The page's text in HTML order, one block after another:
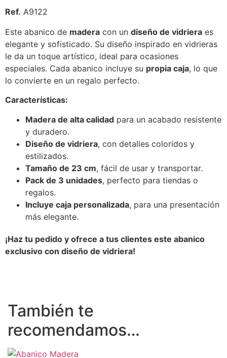
Ref. A9122
Este abanico de madera con un diseño de vidriera es
elegante y sofisticado. Su diseño inspirado en vidrieras
le da un toque artístico, ideal para ocasiones
especiales. Cada abanico incluye su propia caja, lo que
lo convierte en un regalo perfecto.
Características:
Madera de alta calidad para un acabado resistente
y duradero.
Diseño de vidriera, con detalles coloridos y
estilizados.
Tamaño de 23 cm, fácil de usar y transportar.
Pack de 3 unidades, perfecto para tiendas o
regalos.
Incluye caja personalizada, para una presentación
más elegante.
¡Haz tu pedido y ofrece a tus clientes este abanico
exclusivo con diseño de vidriera!
También te
recomendamos…